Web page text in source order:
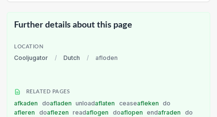
Further details about this page
LOCATION
Cooljugator / Dutch / afloden
RELATED PAGES
afkaden doafladen unloadaflaten ceaseafleken
do
afleren
doaflezen readaflogen doaflopen endafraden
do